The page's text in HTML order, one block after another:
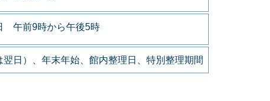
午前9時から午後5時
日）、年末年始、館内整理日、特別整理期間